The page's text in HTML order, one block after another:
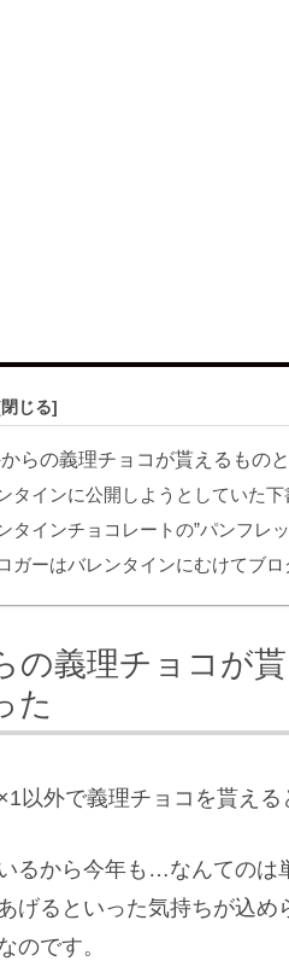
らの義理チョコが貰えるもの
タインに公開しようとしていた下
タインチョコレートの”パンフレ
ガーはバレンタインにむけてブ
の義理チョコが
た
以外で義理チョコを貰える
るから今年も…なんてのは
げるといった気持ちが込
のです。